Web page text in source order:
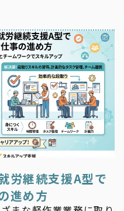
せ
労継続支援A型で
進め方